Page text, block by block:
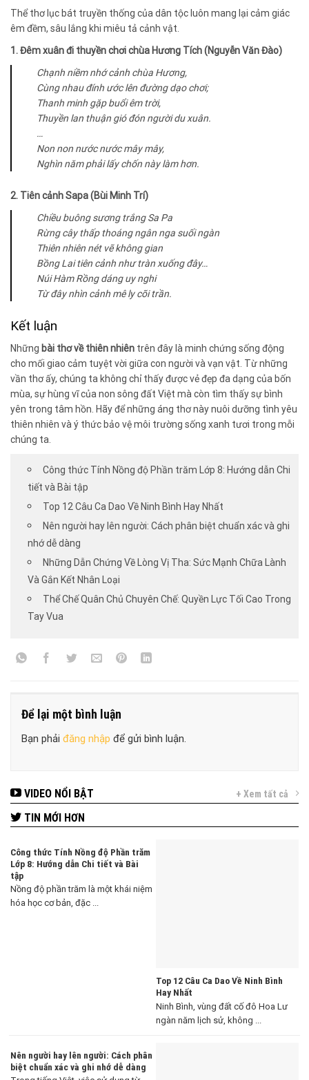
Thể thơ lục bát truyền thống của dân tộc luôn mang lại cảm giác
êm đềm, sâu lắng khi miêu tả cảnh vật.
1. Đêm xuân đi thuyền chơi chùa Hương Tích (Nguyễn Văn Đào)
Chạnh niềm nhớ cảnh chùa Hương,
Cùng nhau đính ước lên đường dạo chơi;
Thanh minh gặp buổi êm trời,
Thuyền lan thuận gió đón người du xuân.
…
Non non nước nước mây mây,
Nghìn năm phải lấy chốn này làm hơn.
2. Tiên cảnh Sapa (Bùi Minh Trí)
Chiều buông sương trắng Sa Pa
Rừng cây thấp thoáng ngân nga suối ngàn
Thiên nhiên nét vẽ không gian
Bồng Lai tiên cảnh như tràn xuống đây…
Núi Hàm Rồng dáng uy nghi
Từ đây nhìn cảnh mê ly cõi trần.
Kết luận
Những bài thơ về thiên nhiên trên đây là minh chứng sống động
cho mối giao cảm tuyệt vời giữa con người và vạn vật. Từ những
vần thơ ấy, chúng ta không chỉ thấy được vẻ đẹp đa dạng của bốn
mùa, sự hùng vĩ của non sông đất Việt mà còn tìm thấy sự bình
yên trong tâm hồn. Hãy để những áng thơ này nuôi dưỡng tình yêu
thiên nhiên và ý thức bảo vệ môi trường sống xanh tươi trong mỗi
chúng ta.
Công thức Tính Nồng độ Phần trăm Lớp 8: Hướng dẫn Chi
tiết và Bài tập
Top 12 Câu Ca Dao Về Ninh Bình Hay Nhất
Nên người hay lên người: Cách phân biệt chuẩn xác và ghi
nhớ dễ dàng
Những Dẫn Chứng Về Lòng Vị Tha: Sức Mạnh Chữa Lành
Và Gắn Kết Nhân Loại
Thể Chế Quân Chủ Chuyên Chế: Quyền Lực Tối Cao Trong
Tay Vua
Để lại một bình luận
Bạn phải đăng nhập để gửi bình luận.
VIDEO NỔI BẬT + Xem tất cả
TIN MỚI HƠN
Công thức Tính Nồng độ Phần trăm
Lớp 8: Hướng dẫn Chi tiết và Bài
tập
Nồng độ phần trăm là một khái niệm
hóa học cơ bản, đặc ...
Top 12 Câu Ca Dao Về Ninh Bình
Hay Nhất
Ninh Bình, vùng đất cố đô Hoa Lư
ngàn năm lịch sử, không ...
Nên người hay lên người: Cách phân
biệt chuẩn xác và ghi nhớ dễ dàng